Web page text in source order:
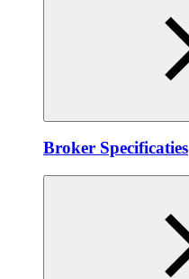
Broker Specificaties